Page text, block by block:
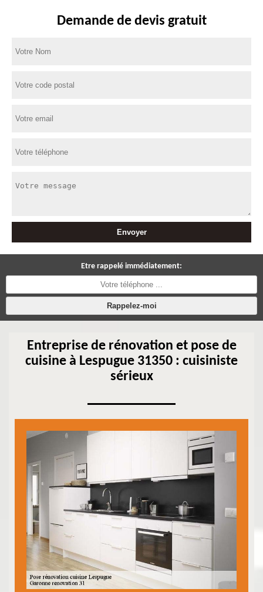
Demande de devis gratuit
Etre rappelé immédiatement:
Entreprise de rénovation et pose de
cuisine à Lespugue 31350 : cuisiniste
sérieux